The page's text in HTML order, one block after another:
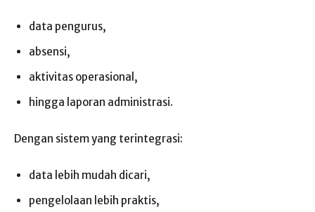
data pengurus,
absensi,
aktivitas operasional,
hingga laporan administrasi.
Dengan sistem yang terintegrasi:
data lebih mudah dicari,
pengelolaan lebih praktis,